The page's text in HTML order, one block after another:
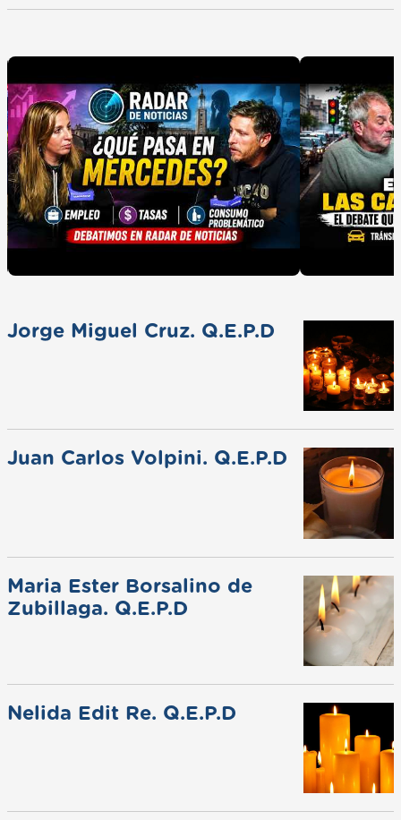
Jorge Miguel Cruz. Q.E.P.D
Juan Carlos Volpini. Q.E.P.D
Maria Ester Borsalino de
Zubillaga. Q.E.P.D
Nelida Edit Re. Q.E.P.D